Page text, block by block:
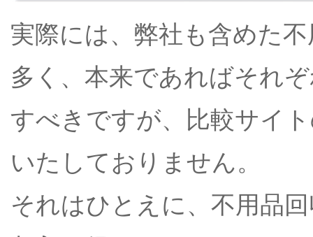
実際には、弊社も含めた
多く、本来であればそれ
すべきですが、比較サイ
いたしておりません。
それはひとえに、不用品